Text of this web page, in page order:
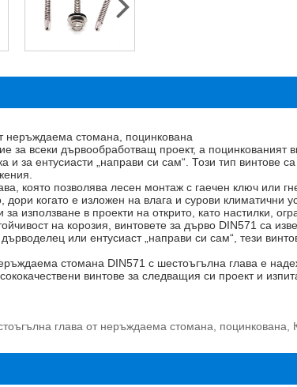
неръждаема стомана, поцинкована
за всеки дървообработващ проект, а
и за ентусиасти „направи си сам“. Този тип винтове
която позволява лесен монтаж с гаечен ключ или
когато е изложен на влага и сурови
използване в проекти на открито, като настилки,
на корозия, винтовете за дърво DIN571 са
или ентусиаст „направи си сам“, тези
стомана DIN571 с шестоъгълна глава е
винтове за следващия си проект и
глава от неръждаема стомана, поцинкована,